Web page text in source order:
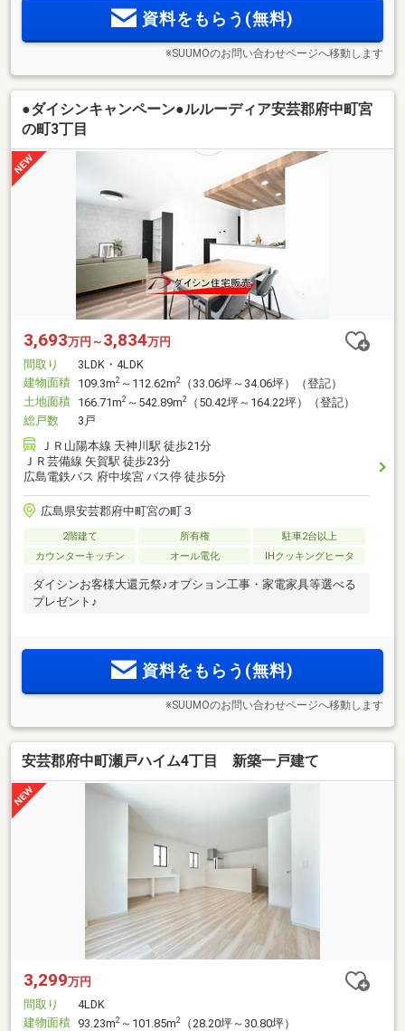
資料をもらう(無料)
※SUUMOのお問い合わせページへ移動します
●ダイシンキャンペーン●ルルーディア安芸郡府中町宮
の町3丁目
3,693万円～ 3,834万円
間取り
3LDK・4LDK
建物面積 109.3m2 ～112.62m2
（33.06坪～34.06坪）（登記）
土地面積 166.71m2 ～542.89m2
（50.42坪～164.22坪）（登記）
総戸数
3戸
ＪＲ山陽本線 天神川駅 徒歩21分
ＪＲ芸備線 矢賀駅 徒歩23分
広島電鉄バス 府中埃宮 バス停 徒歩5分
広島県安芸郡府中町宮の町３
2階建て 所有権
駐車2台以上
カウンターキッチン
オール電化 IHクッキングヒータ
ダイシンお客様大還元祭♪オプション工事・家電家具等選べる
プレゼント♪
資料をもらう(無料)
※SUUMOのお問い合わせページへ移動します
安芸郡府中町瀬戸ハイム4丁目 新築一戸建て
3,299万円
間取り
4LDK
建物面積 93.23m2 ～101.85m2 （28.20坪～30.80坪）